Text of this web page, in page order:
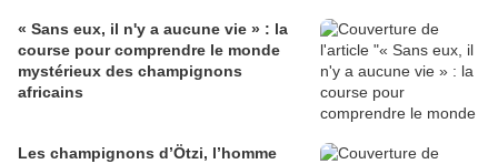
« Sans eux, il n'y a aucune vie » : la
course pour comprendre le monde
mystérieux des champignons
africains
Les champignons d’Ötzi, l’homme